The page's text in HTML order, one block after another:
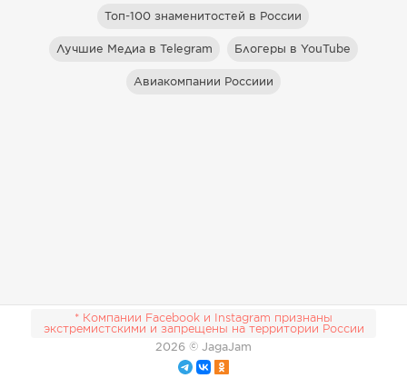
Топ-100 знаменитостей в России
Лучшие Медиа в Telegram Блогеры в YouTube
Авиакомпании Россиии
* Компании Facebook и Instagram признаны
экстремистскими и запрещены на территории России
2026 © JagaJam